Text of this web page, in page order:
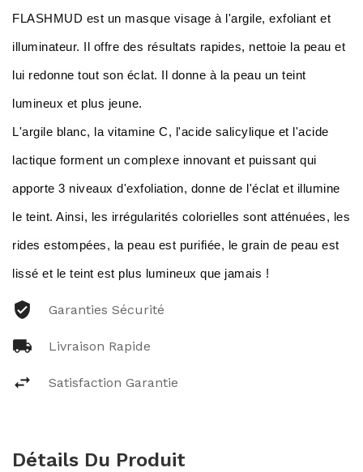
FLASHMUD est un masque visage à l'argile, exfoliant et
illuminateur. Il offre des résultats rapides, nettoie la peau et
lui redonne tout son éclat. Il donne à la peau un teint
lumineux et plus jeune.
L'argile blanc, la vitamine C, l'acide salicylique et l'acide
lactique forment un complexe innovant et puissant qui
apporte 3 niveaux d'exfoliation, donne de l'éclat et illumine
le teint. Ainsi, les irrégularités colorielles sont atténuées, les
rides estompées, la peau est purifiée, le grain de peau est
lissé et le teint est plus lumineux que jamais !
Garanties Sécurité
Livraison Rapide
Satisfaction Garantie
Détails Du Produit